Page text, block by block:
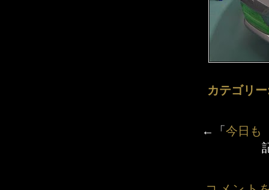
カテゴリ
←「 今日も